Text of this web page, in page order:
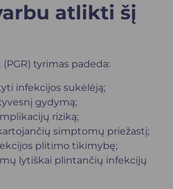
atlikti šį
(PGR) tyrimas padeda:
infekcijos sukėlėją;
gydymą;
riziką;
simptomų priežastį;
plitimo tikimybę;
lytiškai plintančių infekcijų